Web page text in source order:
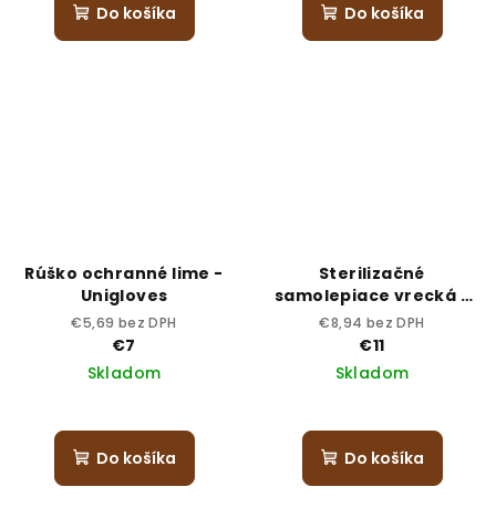
Do košíka Do košíka
Rúško ochranné lime -
Unigloves
€5,69 bez DPH
€7
Skladom
Do košíka
Sterilizačné
samolepiace vrecká -
90x230, 200 ks
€8,94 bez DPH
€11
Skladom
Do košíka